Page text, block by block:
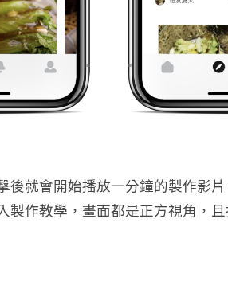
後就會開始播放一分鐘的製作影
製作教學，畫面都是正方視角，